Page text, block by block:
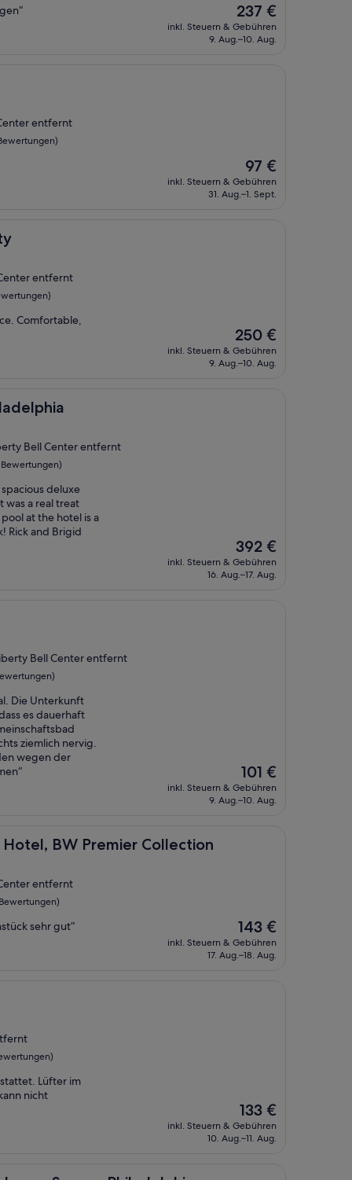
Der
Preis
beträgt
237 €
inkl. Steuern & Gebühren
9. Aug.–10. Aug.
entfernt
Der
Preis
beträgt
97 €
inkl. Steuern & Gebühren
31. Aug.–1. Sept.
entfernt
Comfortable,
Der
Preis
beträgt
250 €
inkl. Steuern & Gebühren
9. Aug.–10. Aug.
Bell Center entfernt
deluxe
was a real treat
at the hotel is a
Rick and Brigid
Der
Preis
beträgt
392 €
inkl. Steuern & Gebühren
16. Aug.–17. Aug.
Bell Center entfernt
Die Unterkunft
es dauerhaft
ziemlich nervig.
wegen der
Der
Preis
beträgt
101 €
inkl. Steuern & Gebühren
9. Aug.–10. Aug.
Hotel, BW Premier Collection
Premier Collection
entfernt
sehr gut“
Der
Preis
beträgt
143 €
inkl. Steuern & Gebühren
17. Aug.–18. Aug.
Lüfter im
nicht
Der
Preis
beträgt
133 €
inkl. Steuern & Gebühren
10. Aug.–11. Aug.